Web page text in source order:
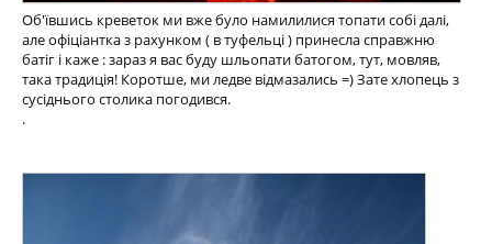
Об'ївшись креветок ми вже було намилилися топати собі далі,
але офіціантка з рахунком ( в туфельці ) принесла справжню
батіг і каже : зараз я вас буду шльопати батогом, тут, мовляв,
така традиція! Коротше, ми ледве відмазались =) Зате хлопець з
сусіднього столика погодився.
.